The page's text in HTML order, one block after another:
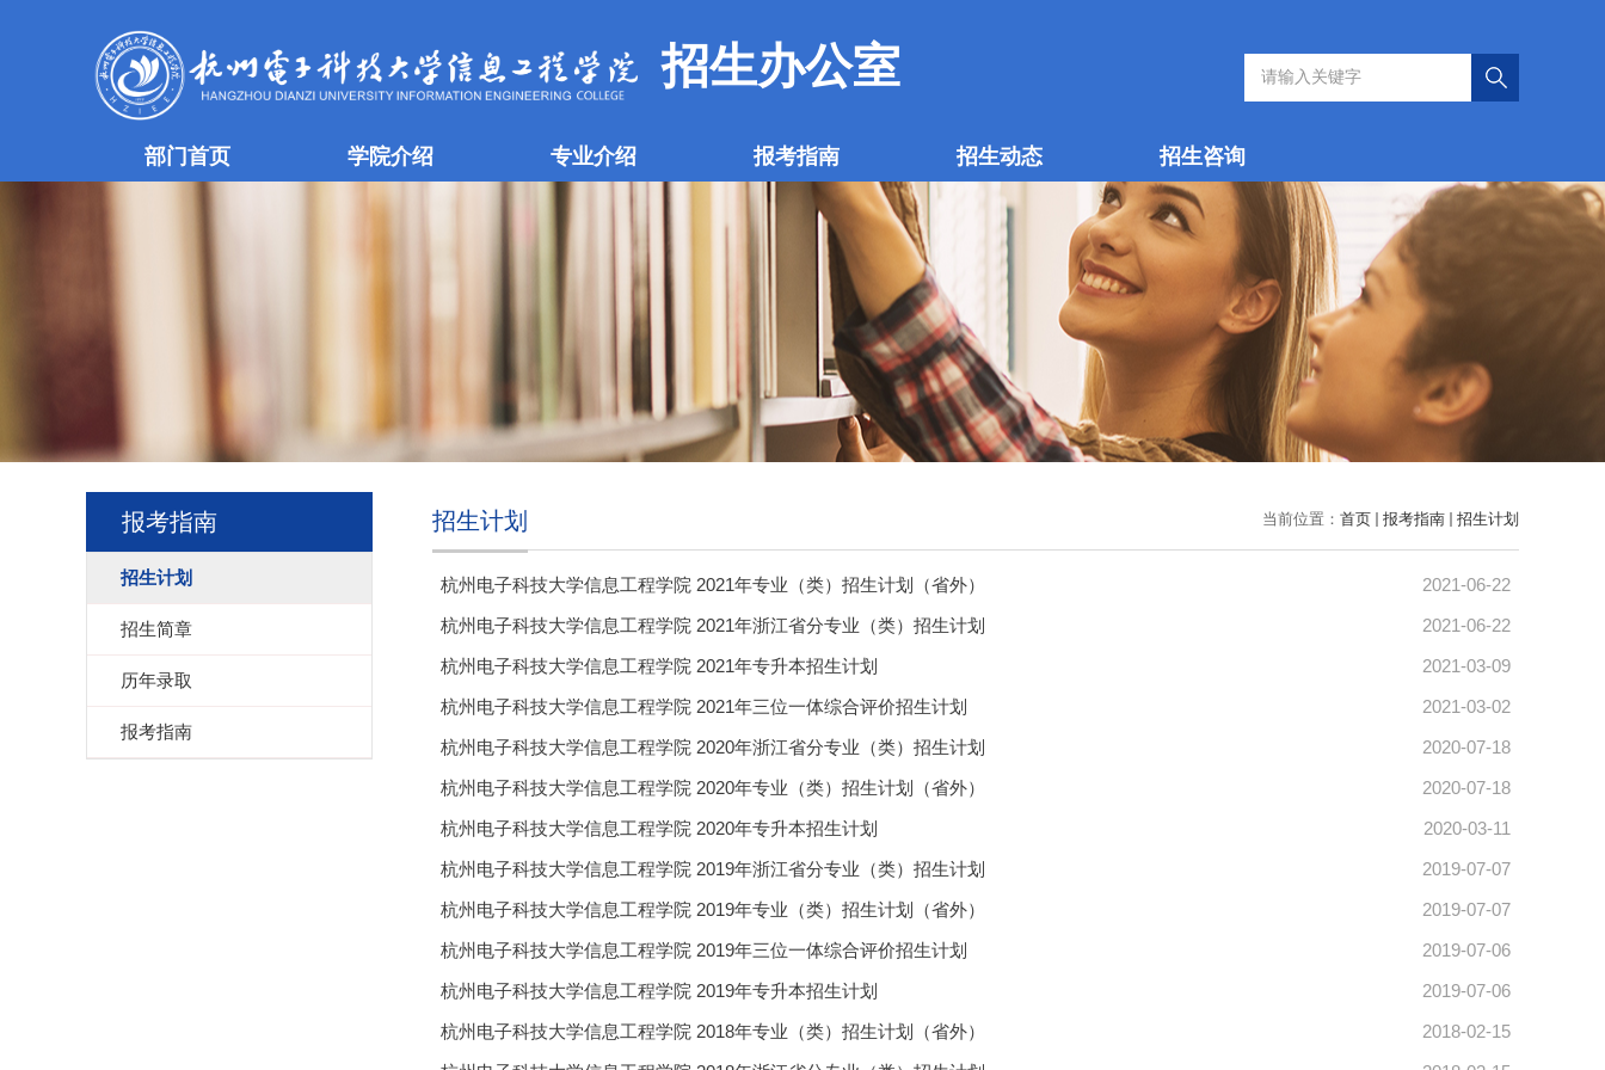
招生办公室
部门首页 学院介绍 专业介绍 报考指南 招生动态 招生咨询
报考指南
招生计划
招生简章
历年录取
报考指南
当前位置： 首页 报考指南 招生计划
招生计划
杭州电子科技大学信息工程学院 2021年专业（类）招生计划（省外）
2021-06-22
杭州电子科技大学信息工程学院 2021年浙江省分专业（类）招生计划
2021-06-22
杭州电子科技大学信息工程学院 2021年专升本招生计划
2021-03-09
杭州电子科技大学信息工程学院 2021年三位一体综合评价招生计划
2021-03-02
杭州电子科技大学信息工程学院 2020年浙江省分专业（类）招生计划
2020-07-18
杭州电子科技大学信息工程学院 2020年专业（类）招生计划（省外）
2020-07-18
杭州电子科技大学信息工程学院 2020年专升本招生计划
2020-03-11
杭州电子科技大学信息工程学院 2019年浙江省分专业（类）招生计划
2019-07-07
杭州电子科技大学信息工程学院 2019年专业（类）招生计划（省外）
2019-07-07
杭州电子科技大学信息工程学院 2019年三位一体综合评价招生计划
2019-07-06
杭州电子科技大学信息工程学院 2019年专升本招生计划
2019-07-06
杭州电子科技大学信息工程学院 2018年专业（类）招生计划（省外）
2018-02-15